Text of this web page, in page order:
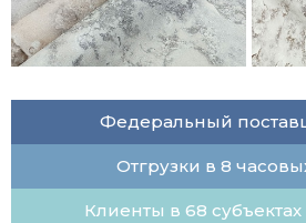
Федеральный
Отгрузки в 8
Клиенты в 68